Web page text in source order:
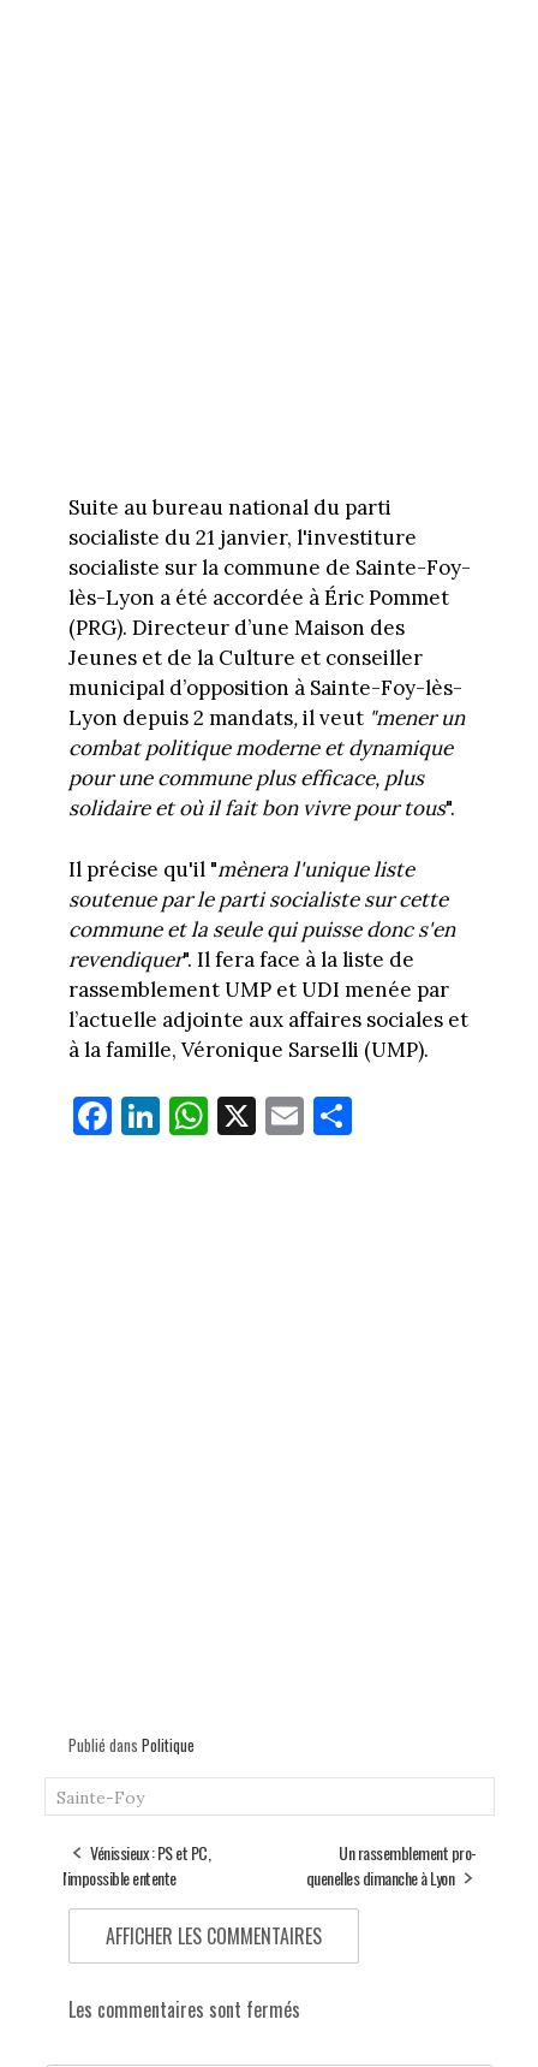
Suite au bureau national du parti
socialiste du 21 janvier, l'investiture
socialiste sur la commune de Sainte-Foy-
lès-Lyon a été accordée à Éric Pommet
(PRG). Directeur d’une Maison des
Jeunes et de la Culture et conseiller
municipal d’opposition à Sainte-Foy-lès-
Lyon depuis 2 mandats,il veut"mener un
combat politique moderne et dynamique
pour une commune plus efficace, plus
solidaire et où il fait bon vivre pour tous".
Il précise qu'il "mènera l'unique liste
soutenue par le parti socialiste sur cette
commune et la seule qui puisse donc s'en
revendiquer". Il fera face à la liste de
rassemblement UMP et UDI menée par
l’actuelle adjointe aux affaires sociales et
à la famille, Véronique Sarselli (UMP).
Fa
ce
Li
nk
W
ha
X E
m
Pa
Publié dans Politique
Sainte-Foy
Vénissieux : PS et PC,
l'impossible entente
Un rassemblement pro-
quenelles dimanche à Lyon
AFFICHER LES COMMENTAIRES
Les commentaires sont fermés